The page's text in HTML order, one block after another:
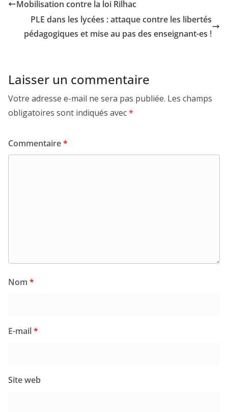
Mobilisation contre la loi Rilhac
PLE dans les lycées : attaque contre les libertés
pédagogiques et mise au pas des enseignant-es !
Laisser un commentaire
Votre adresse e-mail ne sera pas publiée. Les champs
obligatoires sont indiqués avec*
Commentaire*
Nom *
E-mail*
Site web